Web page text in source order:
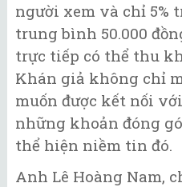
người xem và chỉ 5%
trung bình 50.000
trực tiếp có thể thu
Khán giả không chỉ
muốn được kết nối
những khoản đóng
thể hiện niềm tin đó.
Anh Lê Hoàng Nam,